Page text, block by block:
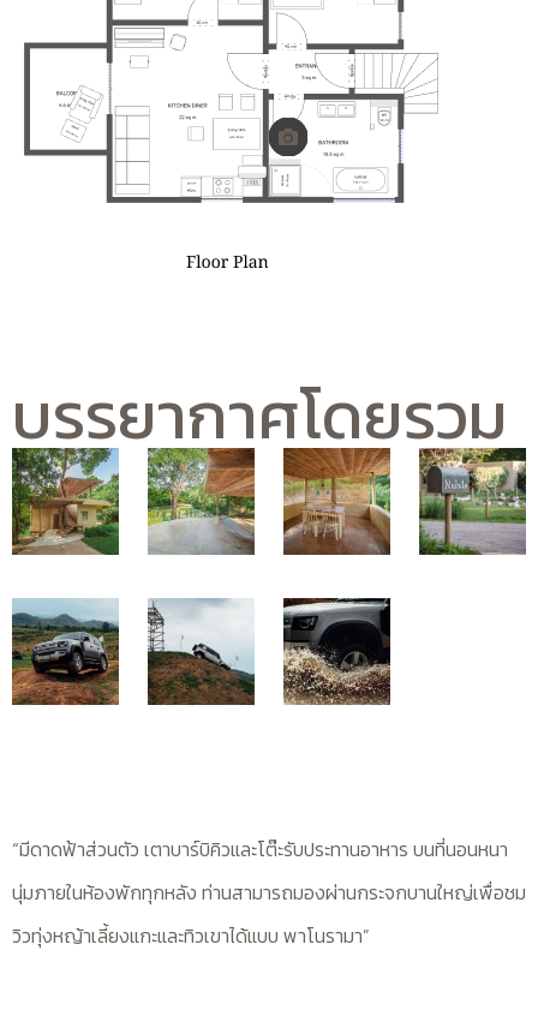
บรรยากาศโดยรวม
“มีดาดฟ้าส่วนตัว เตาบาร์บิคิวและโต๊ะรับประทานอาหาร บนที่นอนหนา
นุ่มภายในห้องพักทุกหลัง ท่านสามารถมองผ่านกระจกบานใหญ่เพื่อชม
วิวทุ่งหญ้าเลี้ยงแกะและทิวเขาได้แบบ พาโนรามา”